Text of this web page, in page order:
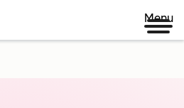
Menu